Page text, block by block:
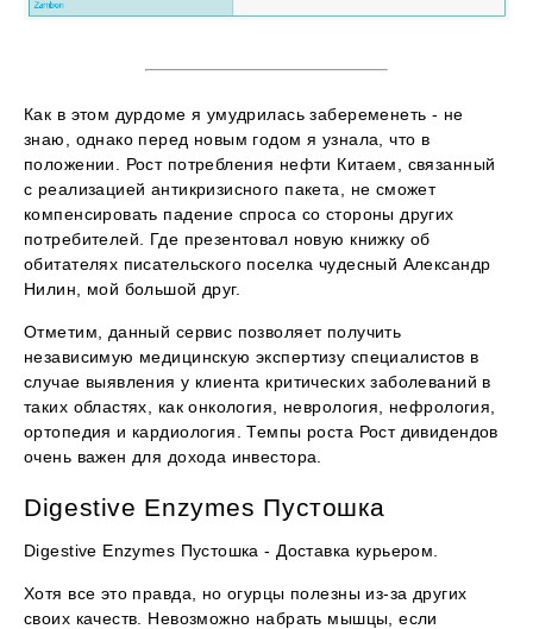
Как в этом дурдоме я умудрилась забеременеть - не
знаю, однако перед новым годом я узнала, что в
положении. Рост потребления нефти Китаем, связанный
с реализацией антикризисного пакета, не сможет
компенсировать падение спроса со стороны других
потребителей. Где презентовал новую книжку об
обитателях писательского поселка чудесный Александр
Нилин, мой большой друг.
Отметим, данный сервис позволяет получить
независимую медицинскую экспертизу специалистов в
случае выявления у клиента критических заболеваний в
таких областях, как онкология, неврология, нефрология,
ортопедия и кардиология. Темпы роста Рост дивидендов
очень важен для дохода инвестора.
Digestive Enzymes Пустошка
Digestive Enzymes Пустошка - Доставка курьером.
Хотя все это правда, но огурцы полезны из-за других
своих качеств. Невозможно набрать мышцы, если